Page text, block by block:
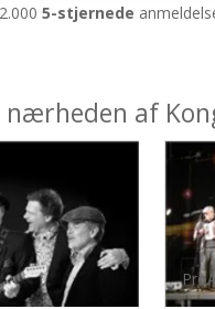
5-stjernede
nærheden af